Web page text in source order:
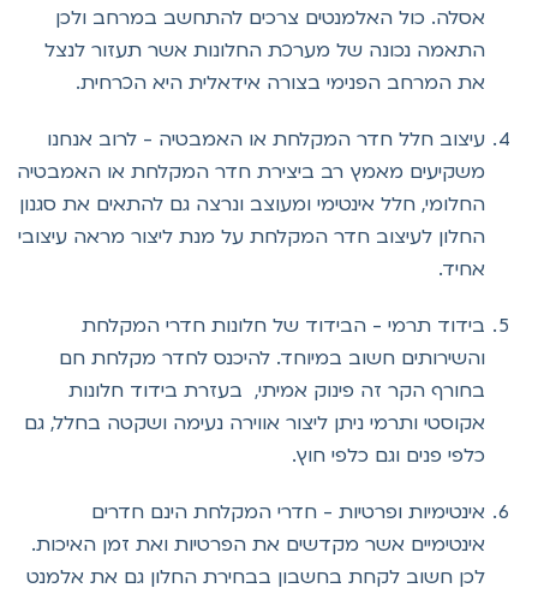
אסלה. כול האלמנטים צרכים להתחשב במרחב ולכן
התאמה נכונה של מערכת החלונות אשר תעזור לנצל
את המרחב הפנימי בצורה אידאלית היא הכרחית.
עיצוב חלל חדר המקלחת או האמבטיה - לרוב אנחנו
משקיעים מאמץ רב ביצירת חדר המקלחת או האמבטיה
החלומי, חלל אינטימי ומעוצב ונרצה גם להתאים את סגנון
החלון לעיצוב חדר המקלחת על מנת ליצור מראה עיצובי
אחיד.
בידוד תרמי - הבידוד של חלונות חדרי המקלחת
והשירותים חשוב במיוחד. להיכנס לחדר מקלחת חם
בחורף הקר זה פינוק אמיתי, בעזרת בידוד חלונות
אקוסטי ותרמי ניתן ליצור אווירה נעימה ושקטה בחלל, גם
כלפי פנים וגם כלפי חוץ.
אינטימיות ופרטיות - חדרי המקלחת הינם חדרים
אינטימיים אשר מקדשים את הפרטיות ואת זמן האיכות.
לכן חשוב לקחת בחשבון בבחירת החלון גם את אלמנט